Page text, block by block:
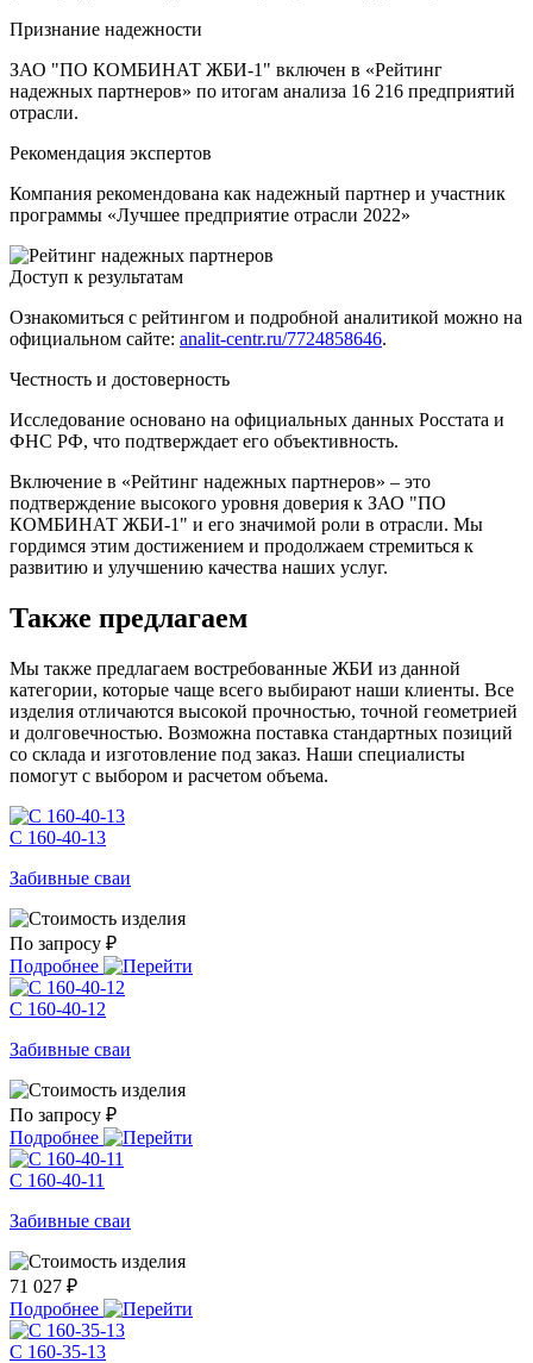
Признание надежности
ЗАО "ПО КОМБИНАТ ЖБИ-1" включен в «Рейтинг
надежных партнеров» по итогам анализа 16 216 предприятий
отрасли.
Рекомендация экспертов
Компания рекомендована как надежный партнер и участник
программы «Лучшее предприятие отрасли 2022»
Доступ к результатам
Ознакомиться с рейтингом и подробной аналитикой можно на
официальном сайте: analit-centr.ru/7724858646.
Честность и достоверность
Исследование основано на официальных данных Росстата и
ФНС РФ, что подтверждает его объективность.
Включение в «Рейтинг надежных партнеров» – это
подтверждение высокого уровня доверия к ЗАО "ПО
КОМБИНАТ ЖБИ-1" и его значимой роли в отрасли. Мы
гордимся этим достижением и продолжаем стремиться к
развитию и улучшению качества наших услуг.
Также предлагаем
Мы также предлагаем востребованные ЖБИ из данной
категории, которые чаще всего выбирают наши клиенты. Все
изделия отличаются высокой прочностью, точной геометрией
и долговечностью. Возможна поставка стандартных позиций
со склада и изготовление под заказ. Наши специалисты
помогут с выбором и расчетом объема.
С 160-40-13
Забивные сваи
По запросу ₽
Подробнее
С 160-40-12
Забивные сваи
По запросу ₽
Подробнее
С 160-40-11
Забивные сваи
71 027 ₽
Подробнее
С 160-35-13